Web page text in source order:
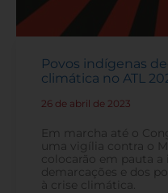
Povos indígenas
climática no ATL
26 de abril de 2023
Em marcha até o
uma vigília contra o
colocarão em pauta a
demarcações e dos
à crise climática.